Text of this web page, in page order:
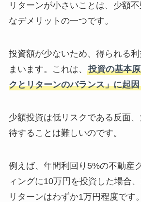
リターンが小さいことは、少額
なデメリットの一つです。
投資額が少ないため、得られる
まいます。これは、 投資の基本
クとリターンのバランス」に起
少額投資は低リスクである反面
待することは難しいのです。
例えば、年間利回り5%の不動産
ィングに10万円を投資した場合
リターンはわずか1万円程度です。